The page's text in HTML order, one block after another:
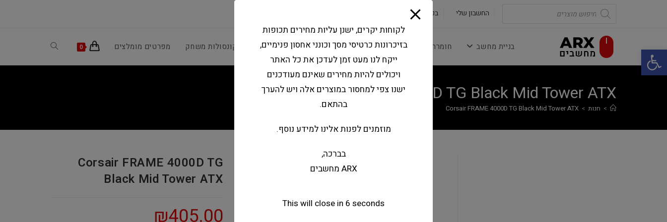
פתח סרגל נגישות
Products
search החשבון שלי בקשה להצעה
בניית מחשב חומרה ותוכנה ציוד היקפי מחשבים וטאבלטים קונסולות משחק מפרטים מומלצים 0
Toggle
Corsair FRAME 4000D TG Black Mid Tower ATX
> חנות >
Corsair FRAME 4000D TG Black Mid Tower ATX
Corsair FRAME 4000D TG
Black Mid Tower ATX
₪405.00
לקוחות יקרים, ישנן עליות מחירים תכופות
בזיכרונות כרטיסי מסך וכונני אחסון פנימיים,
ייקח לנו מעט זמן לעדכן את כל האתר
ויכולים להיות מחירים שאינם מעודכנים
ישנו צפי למחסור במוצרים אלה ויש להערך
בהתאם.
מוזמנים לפנות אלינו למידע נוסף.
בברכה,
ARX מחשבים
This will close in 6 seconds